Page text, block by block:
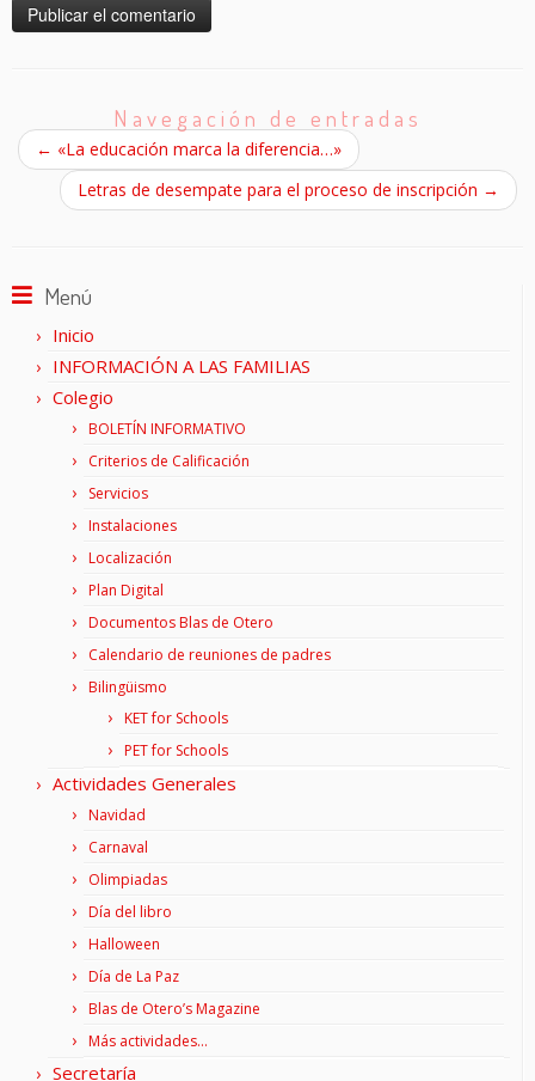
Navegación de entradas
← «La educación marca la diferencia…»
Letras de desempate para el proceso de inscripción →
Menú
Inicio
INFORMACIÓN A LAS FAMILIAS
Colegio
BOLETÍN INFORMATIVO
Criterios de Calificación
Servicios
Instalaciones
Localización
Plan Digital
Documentos Blas de Otero
Calendario de reuniones de padres
Bilingüismo
KET for Schools
PET for Schools
Actividades Generales
Navidad
Carnaval
Olimpiadas
Día del libro
Halloween
Día de La Paz
Blas de Otero’s Magazine
Más actividades…
Secretaría